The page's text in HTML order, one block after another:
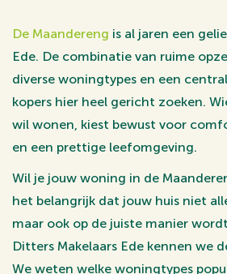
De Maandereng is al jaren een
Ede. De combinatie van ruime
diverse woningtypes en een
kopers hier heel gericht zoeken.
wil wonen, kiest bewust voor
en een prettige leefomgeving.
Wil je jouw woning in de
het belangrijk dat jouw huis niet
maar ook op de juiste manier
Ditters Makelaars Ede kennen we
We weten welke woningtypes